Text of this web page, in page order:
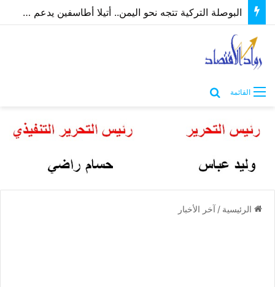
الطراونة يدعو الحكومة لدمج “المركز الوطني للأوبئة” بوزارة الصحة لتوحيد الجهود وإنهاء الازدواجية
القائمة
الرئيسية / آخر الأخبار